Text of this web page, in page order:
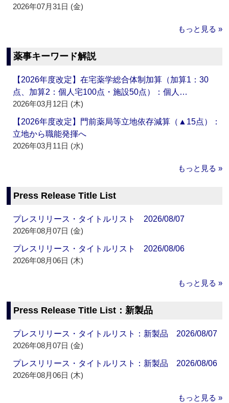
2026年07月31日 (金)
もっと見る »
薬事キーワード解説
【2026年度改定】在宅薬学総合体制加算（加算1：30
点、加算2：個人宅100点・施設50点）：個人…
2026年03月12日 (木)
【2026年度改定】門前薬局等立地依存減算（▲15点）：
立地から職能発揮へ
2026年03月11日 (水)
もっと見る »
Press Release Title List
プレスリリース・タイトルリスト 2026/08/07
2026年08月07日 (金)
プレスリリース・タイトルリスト 2026/08/06
2026年08月06日 (木)
もっと見る »
Press Release Title List：新製品
プレスリリース・タイトルリスト：新製品 2026/08/07
2026年08月07日 (金)
プレスリリース・タイトルリスト：新製品 2026/08/06
2026年08月06日 (木)
もっと見る »